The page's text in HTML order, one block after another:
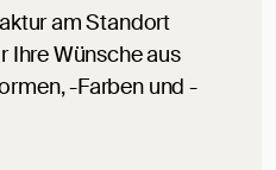
am Standort
Ihre Wünsche aus
-Farben und -